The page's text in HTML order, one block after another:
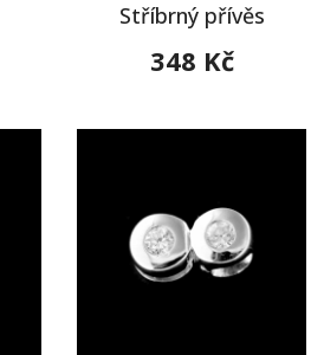
Stříbrný přívěs
348 Kč